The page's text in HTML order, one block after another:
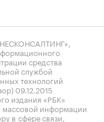
средства
службой
технологий
09.12.2015
издания «РБК»
массовой информации
в сфере связи,